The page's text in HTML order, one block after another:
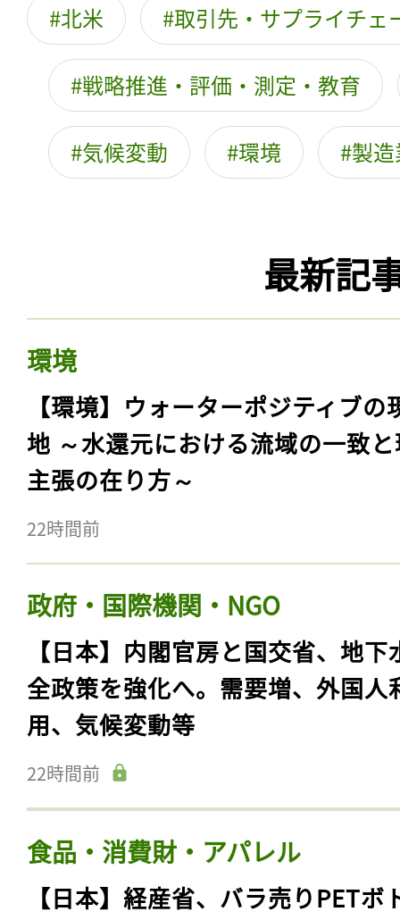
北米 取引先・サプライチェ
戦略推進・評価・測定・教育
気候変動 環境 製
最新記
環境
【環境】ウォーターポジティブの
地 ～水還元における流域の一致
主張の在り方～
22時間前
政府・国際機関・NGO
【日本】内閣官房と国交省、地下
全政策を強化へ。需要増、外国人
用、気候変動等
22時間前
食品・消費財・アパレル
【日本】経産省、バラ売りPETボ